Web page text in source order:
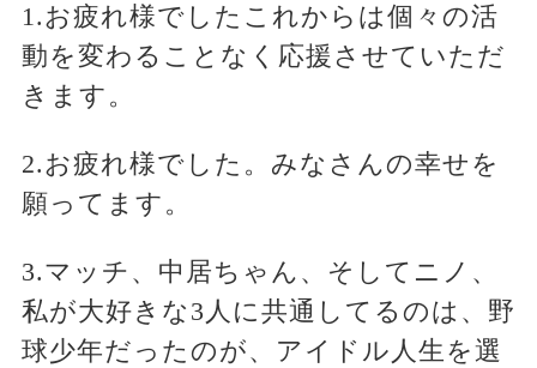
1.お疲れ様でしたこれからは個々の活
動を変わることなく応援させていただ
きます。
2.お疲れ様でした。みなさんの幸せを
願ってます。
3.マッチ、中居ちゃん、そしてニノ、
私が大好きな3人に共通してるのは、野
球少年だったのが、アイドル人生を選